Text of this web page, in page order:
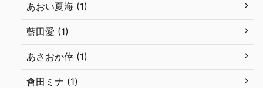
あおい夏海 (1)
藍田愛 (1)
あさおか倖 (1)
會田ミナ (1)